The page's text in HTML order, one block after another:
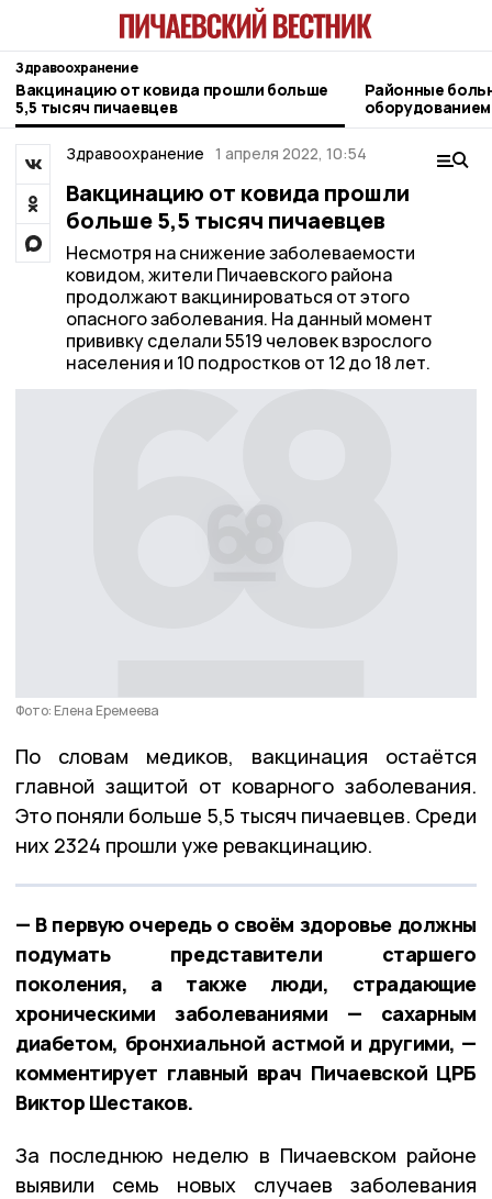
Здравоохранение
Вакцинацию от ковида прошли больше
5,5 тысяч пичаевцев
Районные
оборудованием
Здравоохранение 1 апреля 2022, 10:54
Вакцинацию от ковида прошли
больше 5,5 тысяч пичаевцев
Несмотря на снижение заболеваемости
ковидом, жители Пичаевского района
продолжают вакцинироваться от этого
опасного заболевания. На данный момент
прививку сделали 5519 человек взрослого
населения и 10 подростков от 12 до 18 лет.
Фото: Елена Еремеева
По словам медиков, вакцинация остаётся
главной защитой от коварного заболевания.
Это поняли больше 5,5 тысяч пичаевцев. Среди
них 2324 прошли уже ревакцинацию.
— В первую очередь о своём здоровье должны
подумать представители старшего
поколения, а также люди, страдающие
хроническими заболеваниями — сахарным
диабетом, бронхиальной астмой и другими, —
комментирует главный врач Пичаевской ЦРБ
Виктор Шестаков.
За последнюю неделю в Пичаевском районе
выявили семь новых случаев заболевания